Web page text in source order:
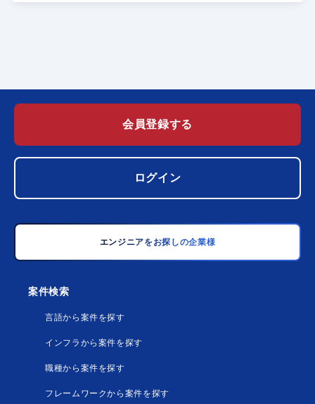
会員登録する
ログイン
エンジニアをお探しの企業様
案件検索
言語から案件を探す
インフラから案件を探す
職種から案件を探す
フレームワークから案件を探す